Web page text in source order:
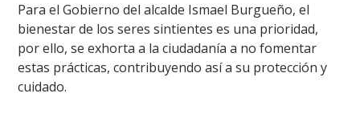
Para el Gobierno del alcalde Ismael Burgueño, el
bienestar de los seres sintientes es una prioridad,
por ello, se exhorta a la ciudadanía a no fomentar
estas prácticas, contribuyendo así a su protección y
cuidado.